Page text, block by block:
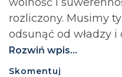
rozliczony. Musimy
odsunąć od władzy
Rozwiń wpis...
Skomentuj